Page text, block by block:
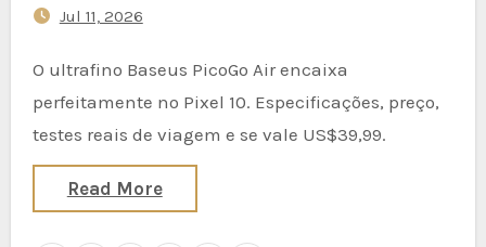
Jul 11, 2026
O ultrafino Baseus PicoGo Air encaixa
perfeitamente no Pixel 10. Especificações, preço,
testes reais de viagem e se vale US$39,99.
Read More